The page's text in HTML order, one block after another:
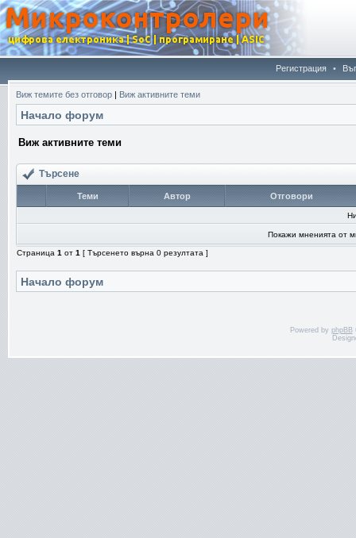
Регистрация •
Виж темите без отговор | Виж активните теми
Начало форум
Виж активните теми
Търсене
Теми Автор Отговори
Покажи мненията от
Страница 1 от 1 [ Търсенето върна 0 резултата ]
Начало форум
Powered by phpBB